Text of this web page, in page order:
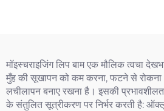
मॉइस्चराइजिंग लिप बाम एक मौलिक त्वचा
मुँह की सूखापन को कम करना, फटने से रोकना
लचीलापन बनाए रखना है। इसकी
के संतुलित सूत्रीकरण पर निर्भर करती है: